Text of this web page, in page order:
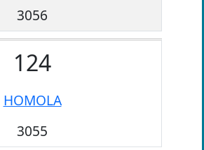
3056
124
HOMOLA
3055